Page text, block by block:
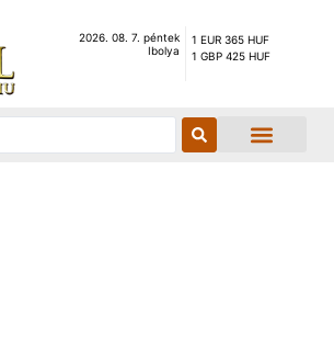
2026. 08. 7. péntek
Ibolya
1 EUR 365 HUF
1 GBP 425 HUF